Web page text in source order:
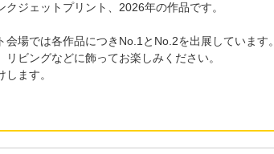
ジェットプリント、2026年の作品です。
場では各作品につきNo.1とNo.2を出展しています。
ビングなどに飾ってお楽しみください。
ます。